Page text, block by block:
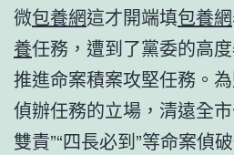
微包養網這才開端填包養網
養任務，遭到了黨委的高
推進命案積案攻堅任務。
偵辦任務的立場，清遠全
雙責”“四長必到”等命案偵